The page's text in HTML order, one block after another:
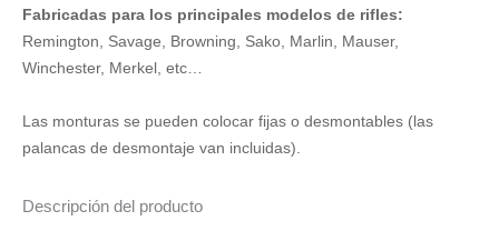
Fabricadas para los principales modelos de rifles:
Remington, Savage, Browning, Sako, Marlin, Mauser,
Winchester, Merkel, etc…
Las monturas se pueden colocar fijas o desmontables (las
palancas de desmontaje van incluidas).
Descripción del producto